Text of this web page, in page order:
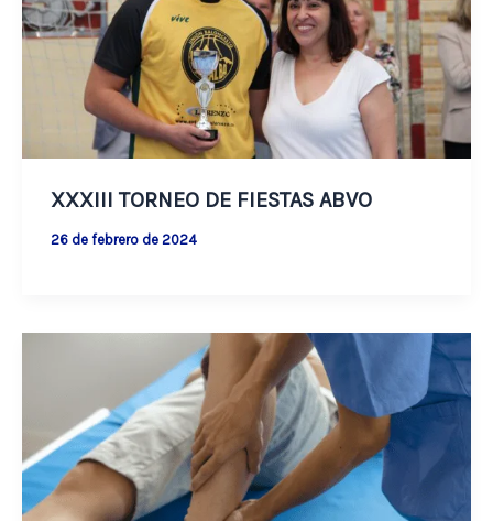
XXXIII TORNEO DE FIESTAS ABVO
26 de febrero de 2024